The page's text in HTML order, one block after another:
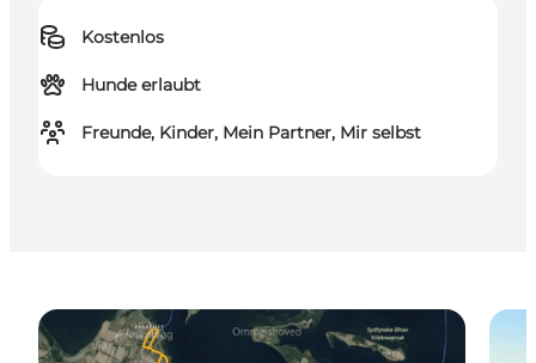
Kostenlos
Hunde erlaubt
Freunde, Kinder, Mein Partner, Mir selbst